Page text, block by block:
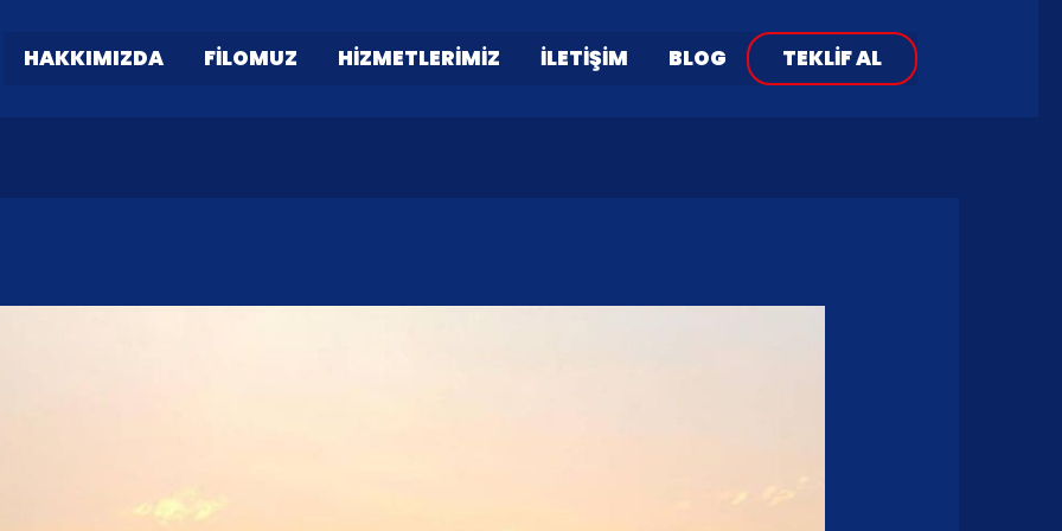
HAKKIMIZDA FILOMUZ HIZMETLERIMIZ İLETIŞIM BLOG TEKLIF AL